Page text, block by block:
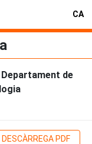
CA
de
DESCÀRREGA PDF